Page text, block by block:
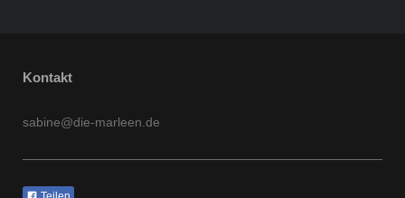
Kontakt
sabine@die-marleen.de